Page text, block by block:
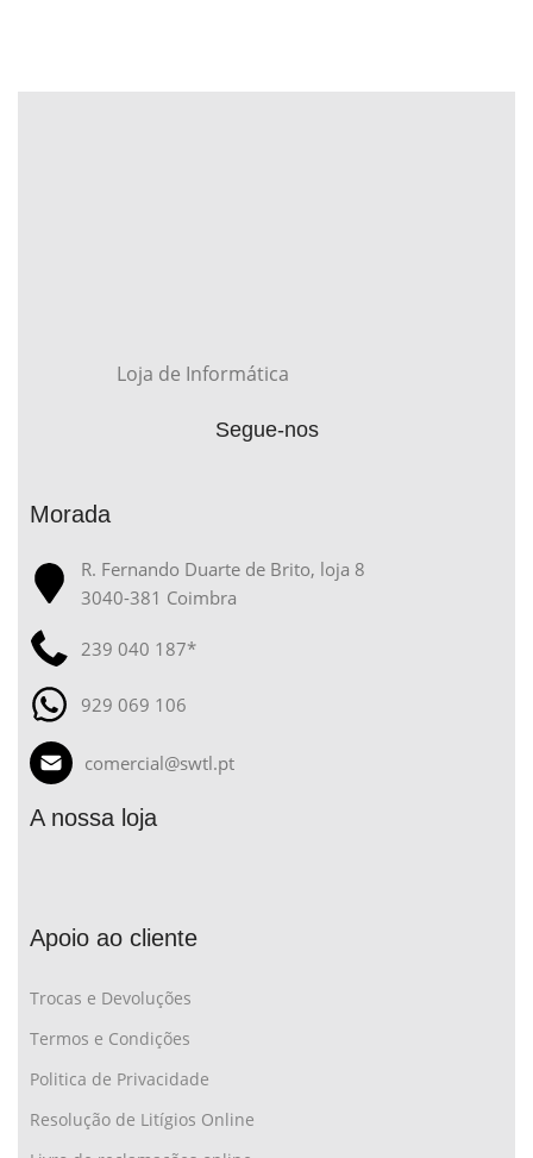
Loja de Informática
Segue-nos
Morada
R. Fernando Duarte de Brito, loja 8
3040-381 Coimbra
239 040 187*
929 069 106
comercial@swtl.pt
A nossa loja
Apoio ao cliente
Trocas e Devoluções
Termos e Condições
Politica de Privacidade
Resolução de Litígios Online